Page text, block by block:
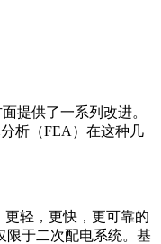
提供了一系列改进。
析（FEA）在这种几
更轻，更快，更可靠的
限于二次配电系统。基